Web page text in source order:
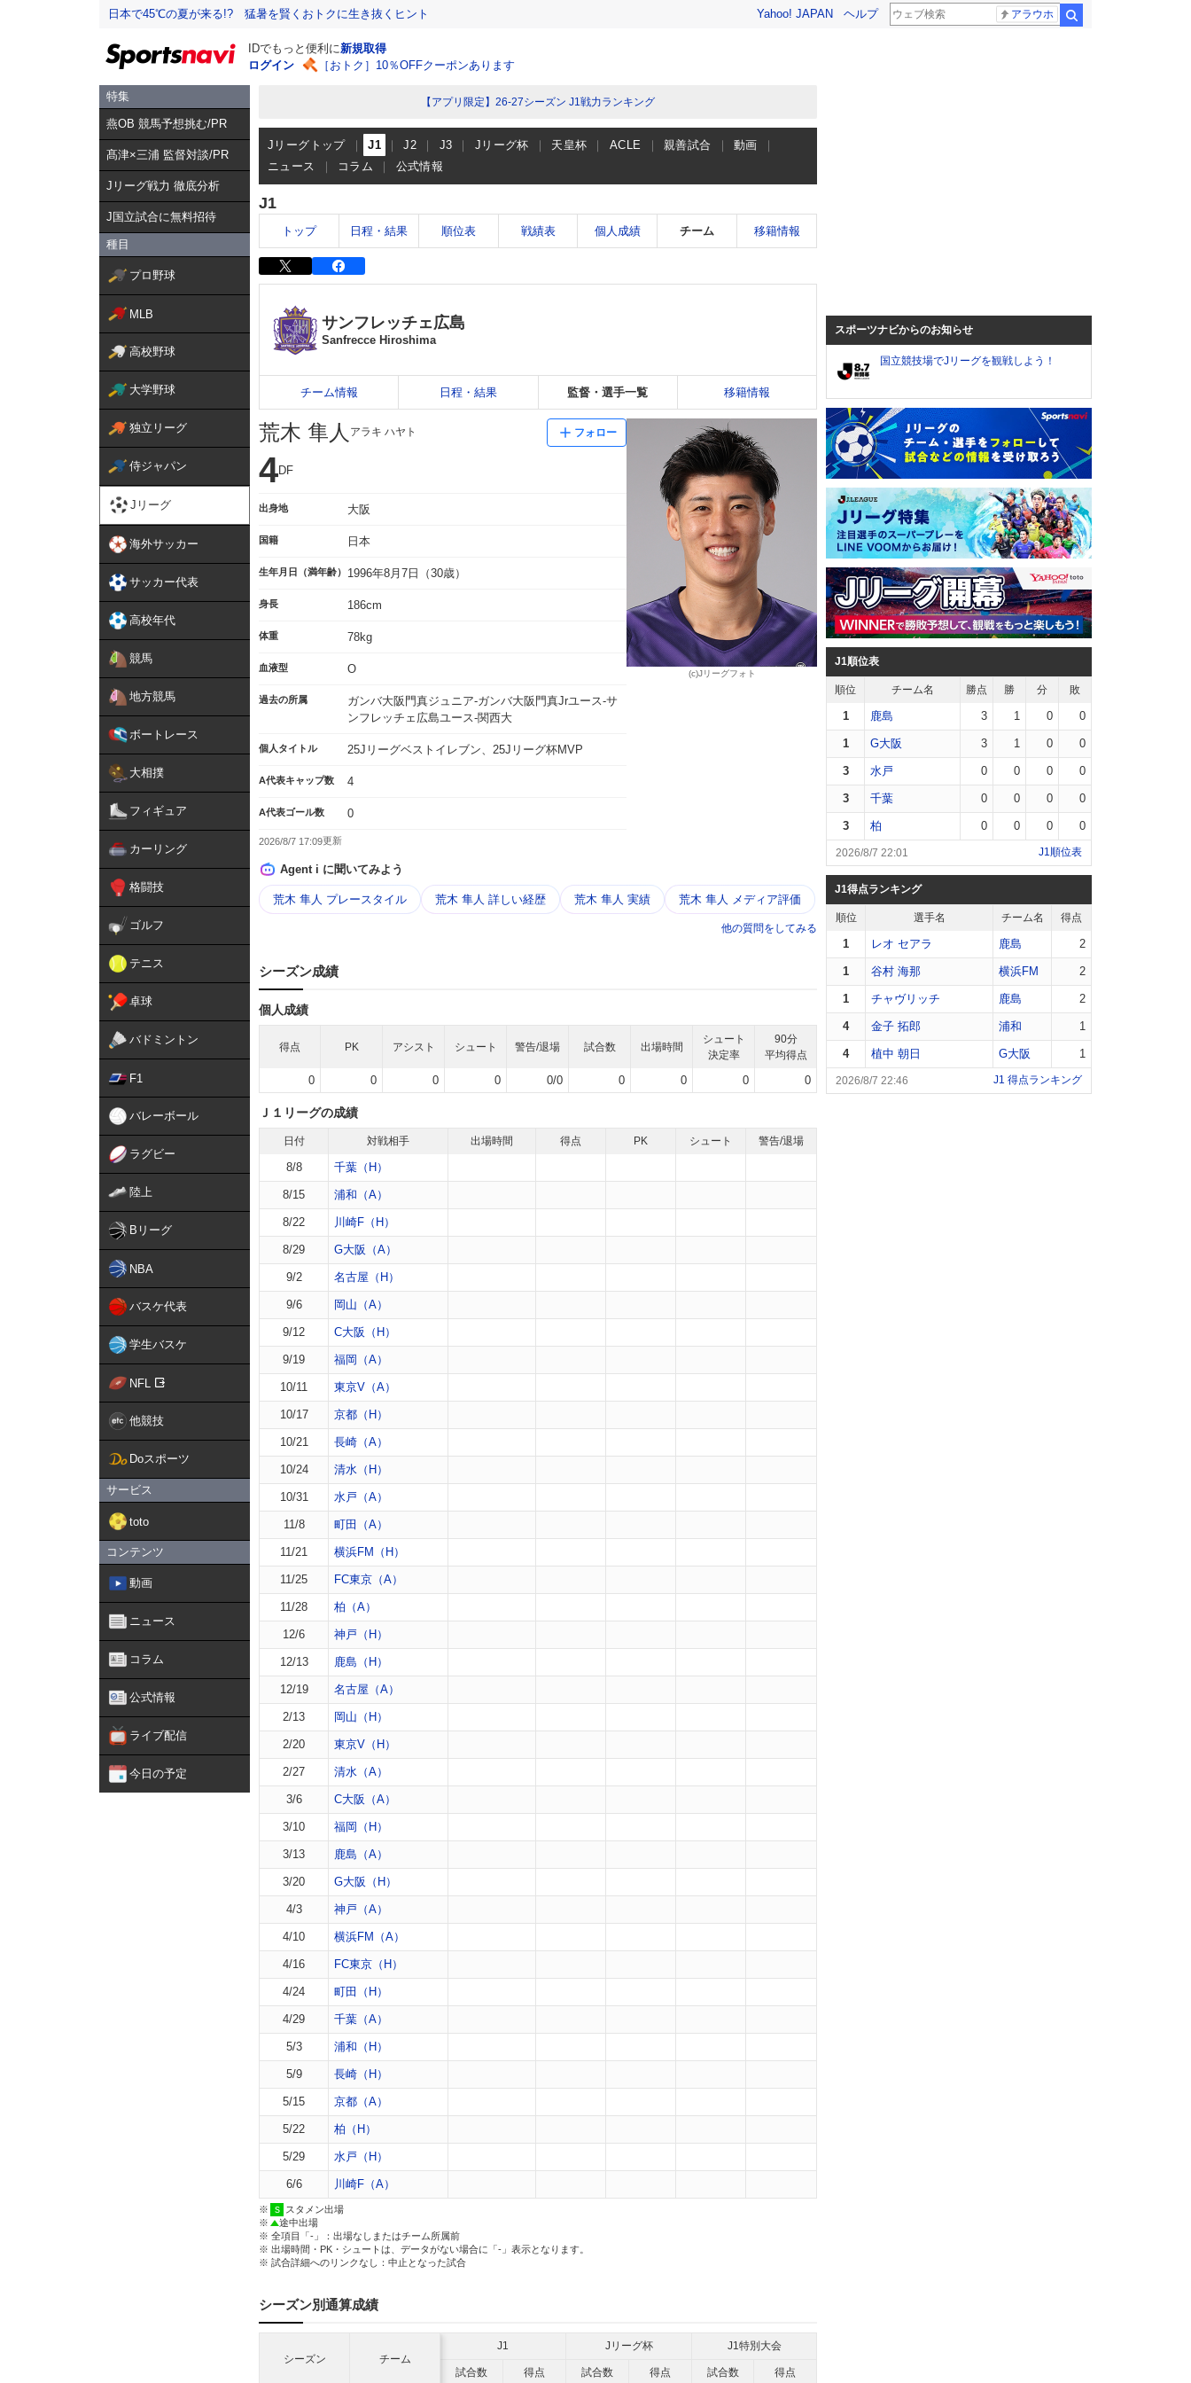
日本で45℃の夏が来る!? 猛暑を賢くおトクに生き抜くヒント Yahoo! JAPAN ヘルプ アラウホ
IDでもっと便利に新規取得
ログイン
［おトク］10％OFFクーポンあります
特集
燕OB 競馬予想挑む/PR
髙津×三浦 監督対談/PR
Jリーグ戦力 徹底分析
J国立試合に無料招待
種目
プロ野球
MLB
高校野球
大学野球
独立リーグ
侍ジャパン
Jリーグ
海外サッカー
サッカー代表
高校年代
競馬
地方競馬
ボートレース
大相撲
フィギュア
カーリング
格闘技
ゴルフ
テニス
卓球
バドミントン
F1
バレーボール
ラグビー
陸上
Bリーグ
NBA
バスケ代表
学生バスケ
NFL
他競技
Doスポーツ
サービス
toto
コンテンツ
動画
ニュース
コラム
公式情報
ライブ配信
今日の予定
【アプリ限定】26-27シーズン J1戦力ランキング
Jリーグトップ J1 J2 J3 Jリーグ杯 天皇杯 ACLE 親善試合
動画
ニュース
コラム 公式情報
J1
トップ 日程・結果 順位表 戦績表 個人成績 チーム 移籍情報
サンフレッチェ広島
Sanfrecce Hiroshima
チーム情報 日程・結果 監督・選手一覧 移籍情報
荒木 隼人 アラキ ハヤト フォロー
4DF
出身地 大阪
国籍 日本
生年月日（満年齢） 1996年8月7日（30歳）
身長 186cm
体重 78kg
血液型 O
過去の所属
ガンバ大阪門真ジュニア-ガンバ大阪門真Jrユース-サ
ンフレッチェ広島ユース-関西大
個人タイトル 25Jリーグベストイレブン、25Jリーグ杯MVP
A代表キャップ数 4
A代表ゴール数 0
(c)Jリーグフォト
2026/8/7 17:09
Agent i に聞いてみよう
荒木 隼人 プレースタイル 荒木 隼人 詳しい経歴 荒木 隼人 実績 荒木 隼人 メディア評価
他の質問をしてみる
シーズン成績
個人成績
得点 PK アシスト シュート 警告/退場 試合数 出場時間
シュート
決定率
90分
平均得点
0 0 0 0 0/0 0 0 0 0
Ｊ１リーグの成績
日付 対戦相手 出場時間 得点 PK シュート 警告/退場
8/8 千葉（H）
8/15 浦和（A）
8/22 川崎F（H）
8/29 G大阪（A）
9/2 名古屋（H）
9/6 岡山（A）
9/12 C大阪（H）
9/19 福岡（A）
10/11 東京V（A）
10/17 京都（H）
10/21 長崎（A）
10/24 清水（H）
10/31 水戸（A）
11/8 町田（A）
11/21 横浜FM（H）
11/25 FC東京（A）
11/28 柏（A）
12/6 神戸（H）
12/13 鹿島（H）
12/19 名古屋（A）
2/13 岡山（H）
2/20 東京V（H）
2/27 清水（A）
3/6 C大阪（A）
3/10 福岡（H）
3/13 鹿島（A）
3/20 G大阪（H）
4/3 神戸（A）
4/10 横浜FM（A）
4/16 FC東京（H）
4/24 町田（H）
4/29 千葉（A）
5/3 浦和（H）
5/9 長崎（H）
5/15 京都（A）
5/22 柏（H）
5/29 水戸（H）
6/6 川崎F（A）
※
スタメン出場
※
途中出場
※ 全項目「-」：出場なしまたはチーム所属前
※ 出場時間・PK・シュートは、データがない場合に「-」表示となります。
※ 試合詳細へのリンクなし：中止となった試合
シーズン別通算成績
シーズン チーム
J1 Jリーグ杯 J1特別大会
試合数 得点 試合数 得点 試合数 得点
スポーツナビからのお知らせ
国立競技場でJリーグを観戦しよう！
J1順位表
順位 チーム名 勝点 勝 分 敗
1 鹿島 3 1 0 0
1 G大阪 3 1 0 0
3 水戸 0 0 0 0
3 千葉 0 0 0 0
3 柏 0 0 0 0
2026/8/7 22:01 J1順位表
J1得点ランキング
順位 選手名 チーム名 得点
1 レオ セアラ 鹿島 2
1 谷村 海那 横浜FM 2
1 チャヴリッチ 鹿島 2
4 金子 拓郎 浦和 1
4 植中 朝日 G大阪 1
2026/8/7 22:46 J1 得点ランキング